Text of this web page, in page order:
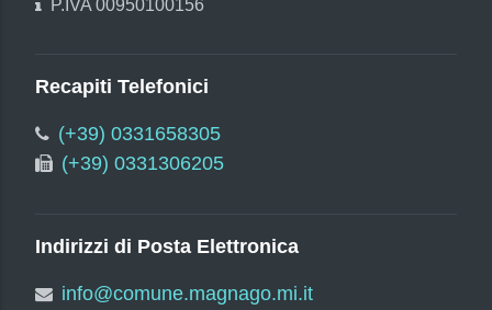
P.IVA 00950100156
Recapiti Telefonici
(+39) 0331658305
(+39) 0331306205
Indirizzi di Posta Elettronica
info@comune.magnago.mi.it